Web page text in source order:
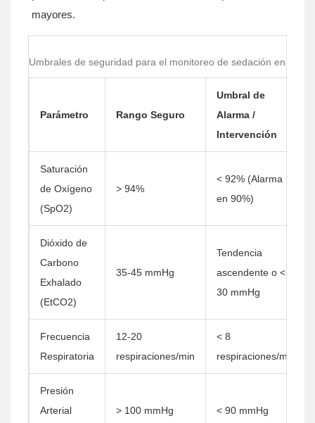
mayores.
Umbrales de seguridad para el monitoreo de sedación en
Parámetro Rango Seguro
Umbral de
Alarma /
Intervención
Saturación
de Oxígeno
(SpO2)
> 94%
< 92% (Alarma
en 90%)
Dióxido de
Carbono
Exhalado
(EtCO2)
35-45 mmHg
Tendencia
ascendente o <
30 mmHg
Frecuencia
Respiratoria
12-20
respiraciones/min
< 8
respiraciones/min
Presión
Arterial
> 100 mmHg < 90 mmHg